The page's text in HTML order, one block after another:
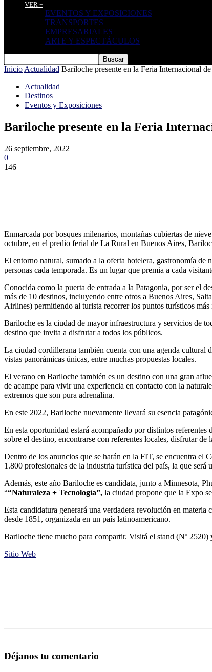
VER +
EVENTOS Y EXPOSICIONES
TRANSPORTES
EMPRESARIALES
ARTE Y ESPECTÁCULOS
Inicio Actualidad Bariloche presente en la Feria Internacional
Actualidad
Destinos
Eventos y Exposiciones
Bariloche presente en la Feria
26 septiembre, 2022
0
146
Enmarcada por bosques milenarios, montañas cubiertas de
octubre, en el predio ferial de La Rural en Buenos Aires,
El entorno natural, sumado a la oferta hotelera, gastronomía
personas cada temporada. Es un lugar que premia a cada
Conocida como la puerta de entrada a la Patagonia, por ser el
más de 10 destinos, incluyendo entre otros a Buenos Aires,
Airlines) permitiendo al turista recorrer los puntos turísticos
Bariloche es la ciudad de mayor infraestructura y servicios de
destino que invita a disfrutar a todos los públicos.
La ciudad cordillerana también cuenta con una agenda cultural
vistas panorámicas únicas, entre muchas propuestas locales.
El verano en Bariloche también es un destino con una gran
de acampe para vivir una experiencia en contacto con la
extremos que son pura adrenalina.
En este 2022, Bariloche nuevamente llevará su esencia
En esta oportunidad estará acompañado por distintos
sobre el destino, encontrarse con referentes locales, disfrutar
Dentro de los anuncios que se harán en la FIT, se encuentra
1.800 profesionales de la industria turística del país, la que
Además, este año Bariloche es candidata, junto a Minnesota,
““Naturaleza + Tecnología”, la ciudad propone que la Expo
Esta candidatura generará una verdadera revolución en materia
desde 1851, organizada en un país latinoamericano.
Bariloche tiene mucho para compartir. Visitá el stand (Nº 2520)
Sitio Web
Déjanos tu comentario